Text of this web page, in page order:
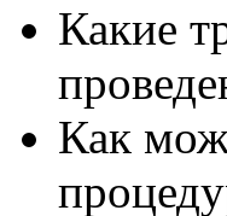
Какие
Как